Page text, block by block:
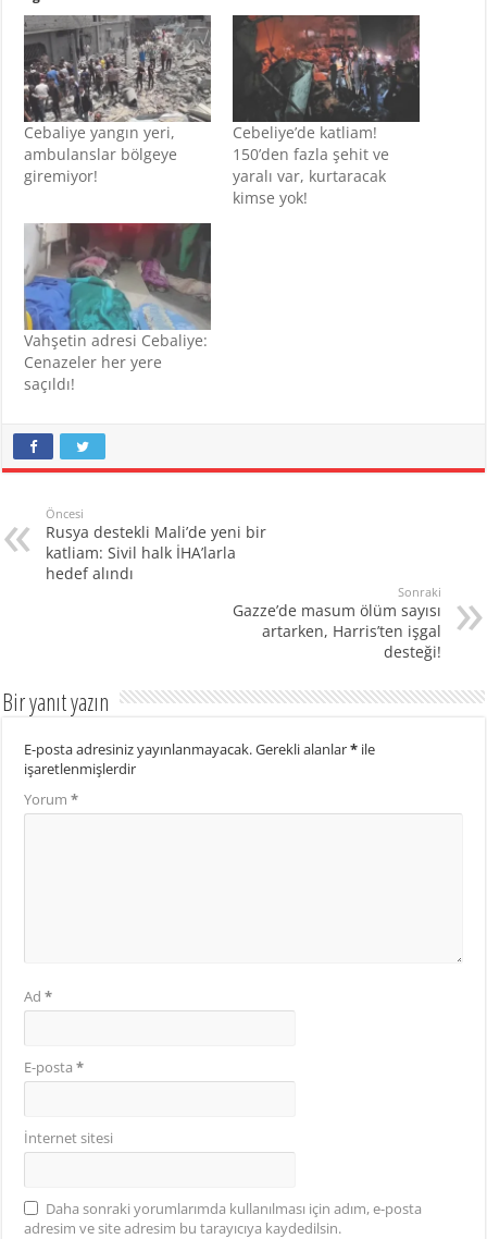
Cebaliye yangın yeri,
ambulanslar bölgeye
giremiyor!
Cebeliye’de katliam!
150’den fazla şehit ve
yaralı var, kurtaracak
kimse yok!
Vahşetin adresi Cebaliye:
Cenazeler her yere
saçıldı!
Öncesi
Rusya destekli Mali’de yeni bir
katliam: Sivil halk İHA’larla
hedef alındı
Sonraki
Gazze’de masum ölüm sayısı
artarken, Harris’ten işgal
desteği!
Bir yanıt yazın
E-posta adresiniz yayınlanmayacak.Gerekli alanlar* ile
işaretlenmişlerdir
Yorum*
Ad*
E-posta*
İnternet sitesi
Daha sonraki yorumlarımda kullanılması için adım, e-posta
adresim ve site adresim bu tarayıcıya kaydedilsin.